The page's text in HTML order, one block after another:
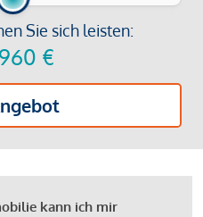
Sie sich leisten:
€
kann ich mir